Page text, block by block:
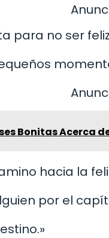
para no ser
Bonitas Acerca
hacia la
por el